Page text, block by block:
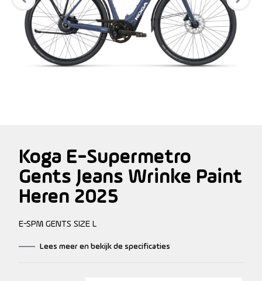
Koga E-Supermetro
Gents Jeans Wrinke Paint
Heren 2025
E-SPM GENTS SIZE L
Lees meer en bekijk de specificaties